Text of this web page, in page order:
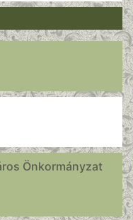
Önkormányzat